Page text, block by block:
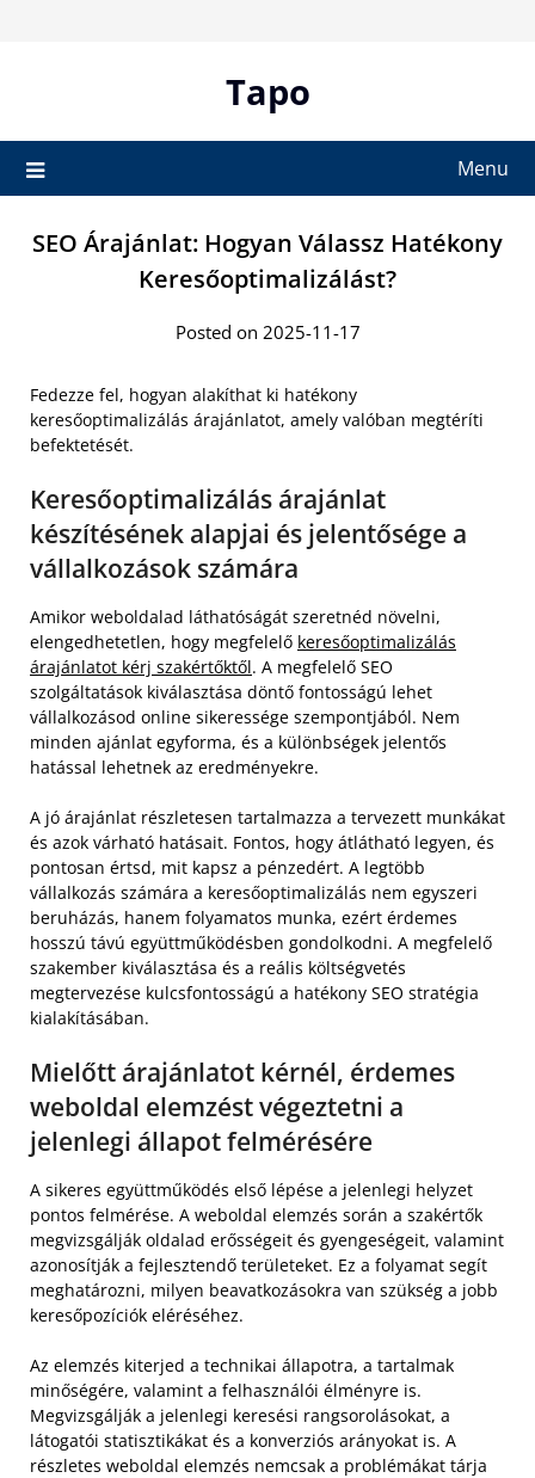
Tapo
Menu
SEO Árajánlat: Hogyan Válassz Hatékony
Keresőoptimalizálást?
Posted on 2025-11-17
Fedezze fel, hogyan alakíthat ki hatékony
keresőoptimalizálás árajánlatot, amely valóban megtéríti
befektetését.
Keresőoptimalizálás árajánlat
készítésének alapjai és jelentősége a
vállalkozások számára
Amikor weboldalad láthatóságát szeretnéd növelni,
elengedhetetlen, hogy megfelelő keresőoptimalizálás
árajánlatot kérj szakértőktől. A megfelelő SEO
szolgáltatások kiválasztása döntő fontosságú lehet
vállalkozásod online sikeressége szempontjából. Nem
minden ajánlat egyforma, és a különbségek jelentős
hatással lehetnek az eredményekre.
A jó árajánlat részletesen tartalmazza a tervezett munkákat
és azok várható hatásait. Fontos, hogy átlátható legyen, és
pontosan értsd, mit kapsz a pénzedért. A legtöbb
vállalkozás számára a keresőoptimalizálás nem egyszeri
beruházás, hanem folyamatos munka, ezért érdemes
hosszú távú együttműködésben gondolkodni. A megfelelő
szakember kiválasztása és a reális költségvetés
megtervezése kulcsfontosságú a hatékony SEO stratégia
kialakításában.
Mielőtt árajánlatot kérnél, érdemes
weboldal elemzést végeztetni a
jelenlegi állapot felmérésére
A sikeres együttműködés első lépése a jelenlegi helyzet
pontos felmérése. A weboldal elemzés során a szakértők
megvizsgálják oldalad erősségeit és gyengeségeit, valamint
azonosítják a fejlesztendő területeket. Ez a folyamat segít
meghatározni, milyen beavatkozásokra van szükség a jobb
keresőpozíciók eléréséhez.
Az elemzés kiterjed a technikai állapotra, a tartalmak
minőségére, valamint a felhasználói élményre is.
Megvizsgálják a jelenlegi keresési rangsorolásokat, a
látogatói statisztikákat és a konverziós arányokat is. A
részletes weboldal elemzés nemcsak a problémákat tárja